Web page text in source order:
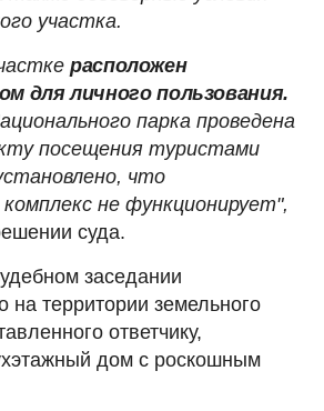
участка.
расположен
для личного пользования.
парка проведена
посещения туристами
что
не функционирует",
суда.
заседании
на территории земельного
ответчику,
дом с роскошным